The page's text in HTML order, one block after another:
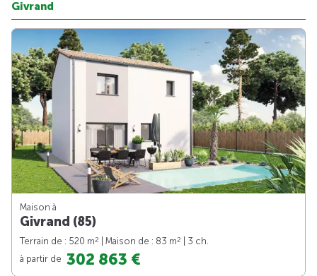
Givrand
Maison à
Givrand (85)
Terrain de : 520 m2 | Maison de : 83 m2
| 3 ch.
à partir de 302 863 €